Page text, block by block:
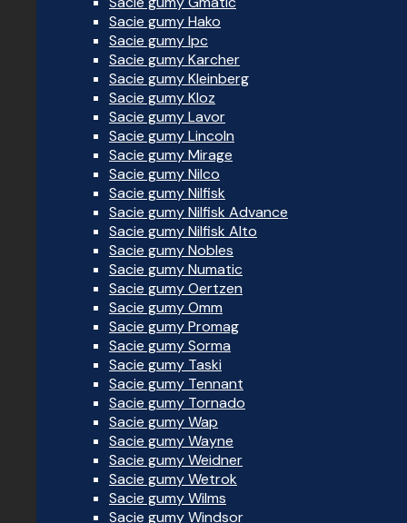
Sacie gumy Hako
Sacie gumy Ipc
Sacie gumy Karcher
Sacie gumy Kleinberg
Sacie gumy Kloz
Sacie gumy Lavor
Sacie gumy Lincoln
Sacie gumy Mirage
Sacie gumy Nilco
Sacie gumy Nilfisk
Sacie gumy Nilfisk Advance
Sacie gumy Nilfisk Alto
Sacie gumy Nobles
Sacie gumy Numatic
Sacie gumy Oertzen
Sacie gumy Omm
Sacie gumy Promag
Sacie gumy Sorma
Sacie gumy Taski
Sacie gumy Tennant
Sacie gumy Tornado
Sacie gumy Wap
Sacie gumy Wayne
Sacie gumy Weidner
Sacie gumy Wetrok
Sacie gumy Wilms
Sacie gumy Windsor